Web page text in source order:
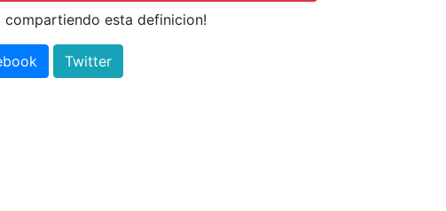
compartiendo esta definicion!
Twitter